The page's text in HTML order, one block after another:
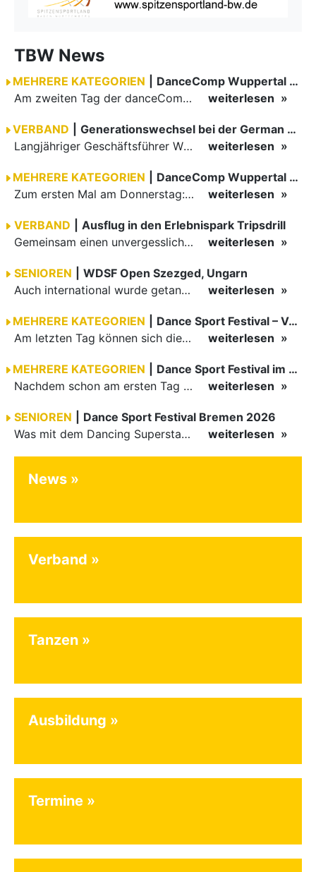
TBW News
MEHRERE KATEGORIEN
DanceComp Wuppertal 2026
Am zweiten Tag der danceComp starteten die Turniere im großen Saal. Den Auftakt machte das größte Feld des Wochenendes: Im WDSF Open Senior III Standard gingen 141 Paare aufs Parkett.
weiterlesen
VERBAND
Generationswechsel bei der German Open Championships…
Langjähriger Geschäftsführer Wilfried Scheible übergibt Verantwortung an Stephen Harnisch und Bernd Roßnagel Stuttgart, den 30. Juni 2026.
weiterlesen
MEHRERE KATEGORIEN
DanceComp Wuppertal 2026
Zum ersten Mal am Donnerstag: erster Tag der danceComp
weiterlesen
VERBAND
Ausflug in den Erlebnispark Tripsdrill
Gemeinsam einen unvergesslichen Tag erleben
weiterlesen
SENIOREN
WDSF Open Szezged, Ungarn
Auch international wurde getanzt in Ungarn am vergangenen Wochenende
weiterlesen
MEHRERE KATEGORIEN
Dance Sport Festival – Volles Haus
Am letzten Tag können sich die Besucher des Dance Sport Festivals erneut auf internationale Festivalatmosphäre freuen. Die knapp 1200 Aktiven vertreten mit Deutschland 43 Nationen. Mit Paaren aus 15…
weiterlesen
MEHRERE KATEGORIEN
Dance Sport Festival im WM-Fieber
Nachdem schon am ersten Tag zumindest im Hansesaal WM-Stimmung vom Feinsten herrschte, werden am Samstag nicht nur Tänzerinnen und Tänzer der Junioren die Stimmung ordentlich anheizen. Es erwartet alle -…
weiterlesen
SENIOREN
Dance Sport Festival Bremen 2026
Was mit dem Dancing Superstar Festival begann, ist inzwischen mit dem Dance Sport Festival Bremen zu einer festen Institution geworden. Zum fünften Mal treffen sich Paare, Funktionäre und Gäste zu diesem…
weiterlesen
News
Verband
Tanzen
Ausbildung
Termine